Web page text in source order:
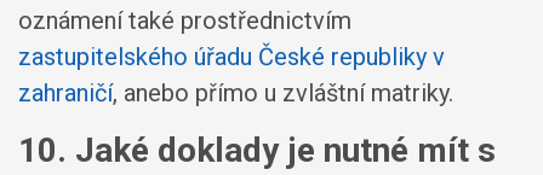
oznámení také prostřednictvím
zastupitelského úřadu České republiky v
zahraničí, anebo přímo u zvláštní matriky.
10. Jaké doklady je nutné mít s